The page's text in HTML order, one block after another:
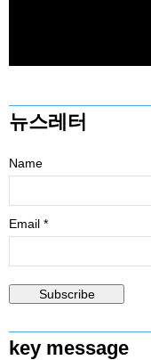
뉴스레터
Name
Email *
key message